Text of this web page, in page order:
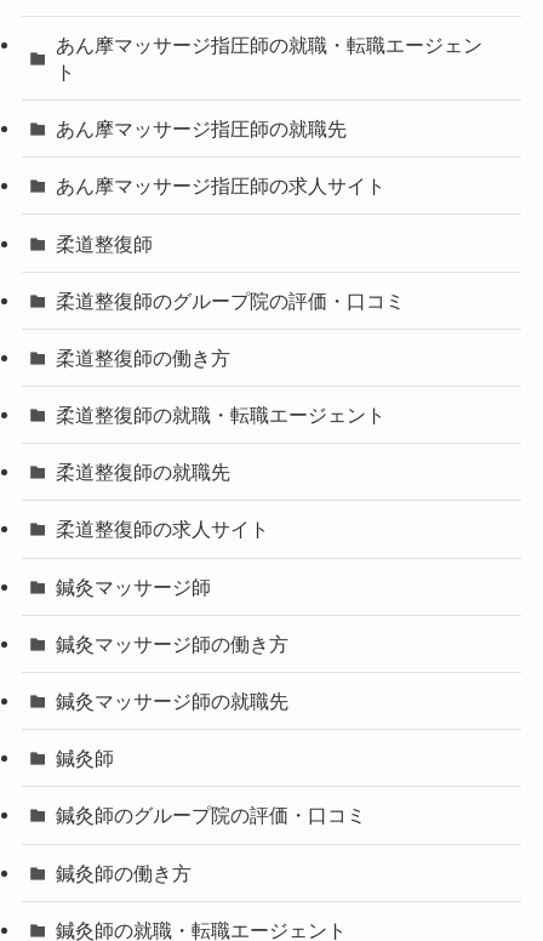
あん摩マッサージ指圧師の就職・転職エージェン
ト
あん摩マッサージ指圧師の就職先
あん摩マッサージ指圧師の求人サイト
柔道整復師
柔道整復師のグループ院の評価・口コミ
柔道整復師の働き方
柔道整復師の就職・転職エージェント
柔道整復師の就職先
柔道整復師の求人サイト
鍼灸マッサージ師
鍼灸マッサージ師の働き方
鍼灸マッサージ師の就職先
鍼灸師
鍼灸師のグループ院の評価・口コミ
鍼灸師の働き方
鍼灸師の就職・転職エージェント